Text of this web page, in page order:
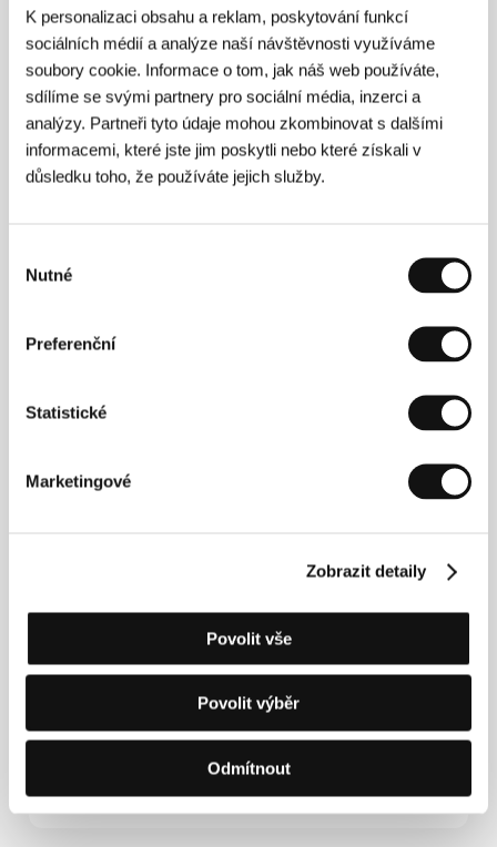
K personalizaci obsahu a reklam, poskytování funkcí
sociálních médií a analýze naší návštěvnosti využíváme
soubory cookie. Informace o tom, jak náš web používáte,
sdílíme se svými partnery pro sociální média, inzerci a
analýzy. Partneři tyto údaje mohou zkombinovat s dalšími
informacemi, které jste jim poskytli nebo které získali v
důsledku toho, že používáte jejich služby.
souhlasu
Nutné
Preferenční
Statistické
Marketingové
Zobrazit detaily
Povolit vše
Povolit výběr
Odmítnout
Režie: Leila Basma / Česká republika, Libanon, 2023,
19 min
Sekce:Pragueshorts ve Varech
Mosty
(Crossing)
Režie: Levan Akin / Švédsko, Dánsko, Francie, Turecko,
Gruzie, 2024, 105 min
Motorkáři
(The Bikeriders)
Sekce:Pocta Francine Maisler
Mr. Kneff
(Mr. Kneff)
Režie: Steven Soderbergh / USA, Francie, 2024, 77 min
Sekce:Touha stát se Indiánem: Kafka a film
Sekce:Imagina
Můj oblíbený dort
(Keyke mahboobe man)
Režie: Maryam Moghaddam, Behtash Sanaeeha / Írán,